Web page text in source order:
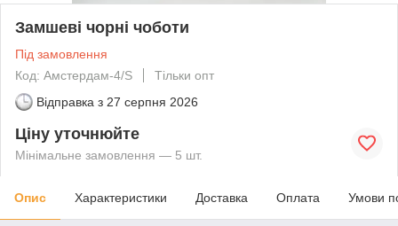
Замшеві чорні чоботи
Під замовлення
Код: Амстердам-4/S
Тільки опт
Відправка з 27 серпня 2026
Ціну уточнюйте
Мінімальне замовлення — 5 шт.
Опис Характеристики Доставка Оплата Умови